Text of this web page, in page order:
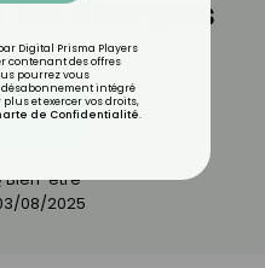
les allergies
CROQ
Bien-être
08/2025
Digital Prisma Players
contenant des offres
pourrez vous
intégré
et exercer vos droits,
de Confidentialité.